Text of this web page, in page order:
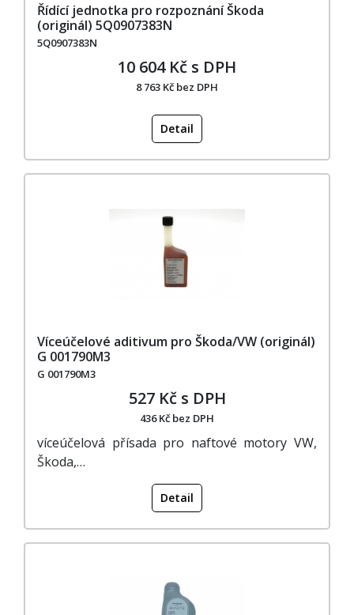
Řídící jednotka pro rozpoznání Škoda
(originál) 5Q0907383N
5Q0907383N
10 604 Kč s DPH
8 763 Kč bez DPH
Detail
Víceúčelové aditivum pro Škoda/VW (originál)
G 001790M3
G 001790M3
527 Kč s DPH
436 Kč bez DPH
víceúčelová přísada pro naftové motory VW,
Škoda,…
Detail